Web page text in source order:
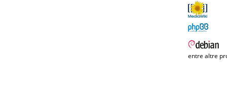
entre altre